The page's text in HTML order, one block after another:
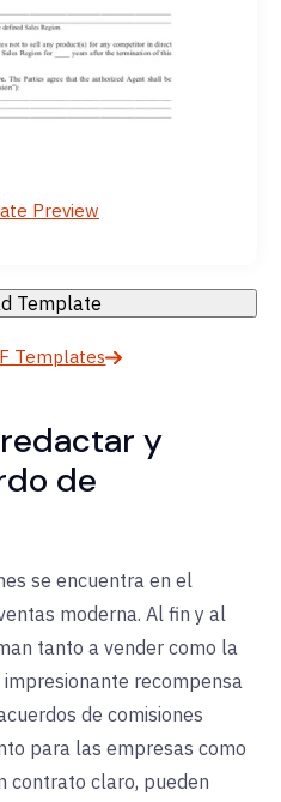
Preview
Template
Templates
y
de
se encuentra en el
moderna. Al fin y al
tanto a vender como la
recompensa
de comisiones
para las empresas como
contrato claro, pueden